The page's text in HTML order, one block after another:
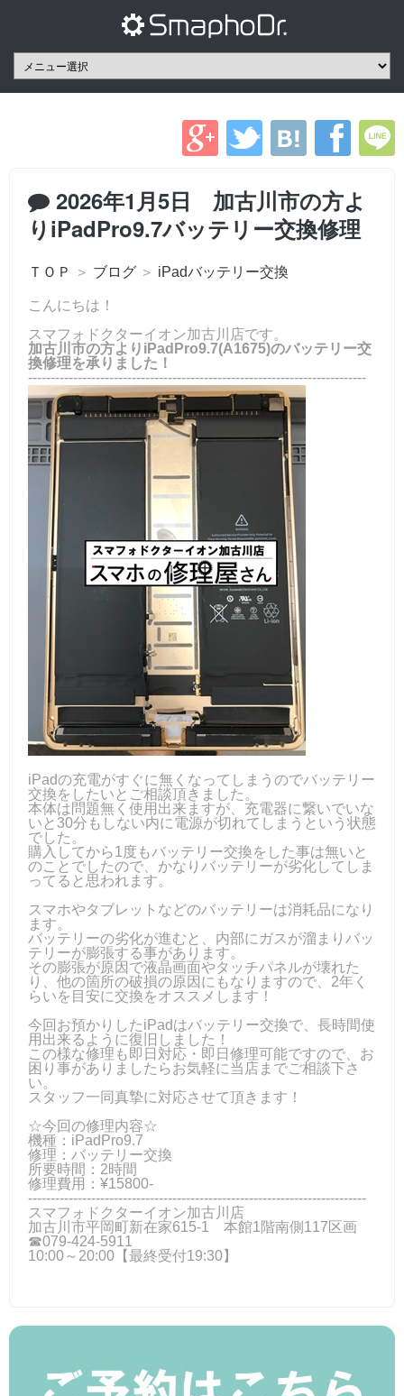
2026年1月5日 加古川市の方よ
りiPadPro9.7バッテリー交換修理
ＴＯＰ ＞ ブログ ＞ iPadバッテリー交換
こんにちは！
スマフォドクターイオン加古川店です。
加古川市の方よりiPadPro9.7(A1675)のバッテリー交
換修理を承りました！
---------------------------------------------------------------------------
iPadの充電がすぐに無くなってしまうのでバッテリー
交換をしたいとご相談頂きました。
本体は問題無く使用出来ますが、充電器に繋いでいな
いと30分もしない内に電源が切れてしまうという状態
でした。
購入してから1度もバッテリー交換をした事は無いと
のことでしたので、かなりバッテリーが劣化してしま
ってると思われます。
スマホやタブレットなどのバッテリーは消耗品になり
ます。
バッテリーの劣化が進むと、内部にガスが溜まりバッ
テリーが膨張する事があります。
その膨張が原因で液晶画面やタッチパネルが壊れた
り、他の箇所の破損の原因にもなりますので、2年く
らいを目安に交換をオススメします！
今回お預かりしたiPadはバッテリー交換で、長時間使
用出来るように復旧しました！
この様な修理も即日対応・即日修理可能ですので、お
困り事がありましたらお気軽に当店までご相談下さ
い。
スタッフ一同真摯に対応させて頂きます！
☆今回の修理内容☆
機種：iPadPro9.7
修理：バッテリー交換
所要時間：2時間
修理費用：¥15800-
---------------------------------------------------------------------------
スマフォドクターイオン加古川店
加古川市平岡町新在家615-1 本館1階南側117区画
☎079-424‐5911
10:00～20:00【最終受付19:30】